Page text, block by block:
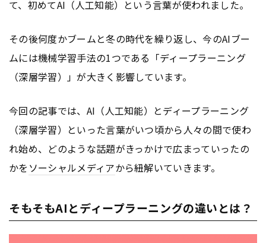
て、初めてAI（人工知能）という言葉が使われました。
その後何度かブームと冬の時代を繰り返し、今のAIブー
ムには機械学習手法の1つである「ディープラーニング
（深層学習）」が大きく影響しています。
今回の記事では、AI（人工知能）とディープラーニング
（深層学習）といった言葉がいつ頃から人々の間で使わ
れ始め、どのような話題がきっかけで広まっていったの
かを ソーシャルメディアから紐解いていきます。
そもそもAIとディープラーニングの違いとは？